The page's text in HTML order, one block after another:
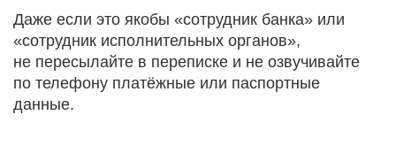
Даже если это якобы «сотрудник банка» или
«сотрудник исполнительных органов»,
не пересылайте в переписке и не озвучивайте
по телефону платёжные или паспортные
данные.